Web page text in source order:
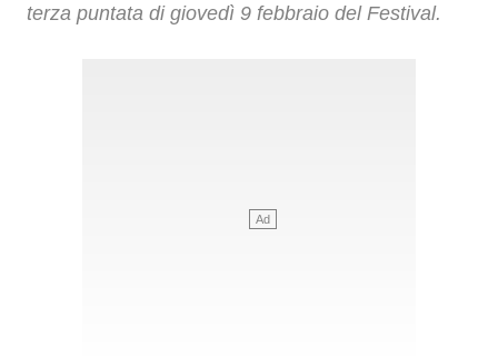
terza puntata di giovedì 9 febbraio del Festival.